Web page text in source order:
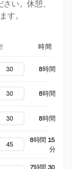
い。休憩、
す。
時間
8時間
8時間
8時間
8時間 15
分
7時間 30